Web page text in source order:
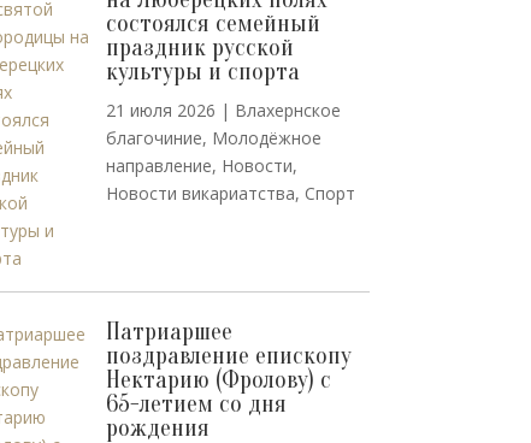
состоялся семейный
праздник русской
культуры и спорта
21 июля 2026 | Влахернское
благочиние, Молодёжное
направление, Новости,
Новости викариатства, Спорт
Патриаршее
поздравление епископу
Нектарию (Фролову) с
65-летием со дня
рождения